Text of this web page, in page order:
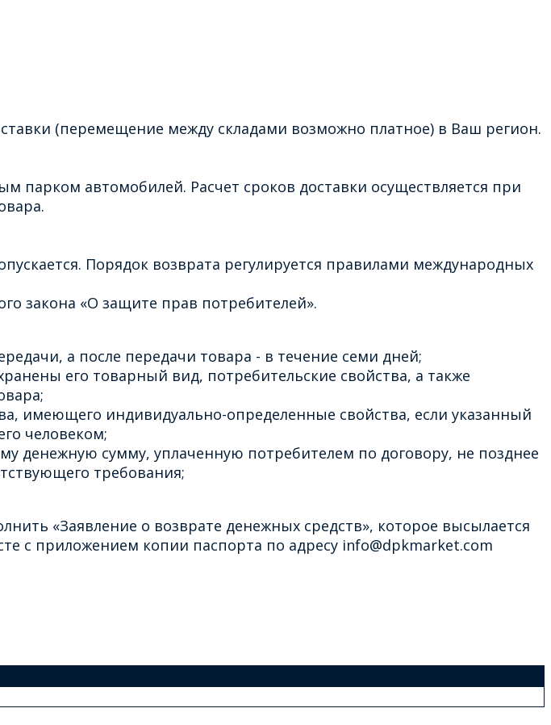
(перемещение между складами возможно платное) в Ваш регион.
парком автомобилей. Расчет сроков доставки осуществляется при
Порядок возврата регулируется правилами международных
закона «О защите прав потребителей».
а после передачи товара - в течение семи дней;
его товарный вид, потребительские свойства, а также
имеющего индивидуально-определенные свойства, если указанный
человеком;
денежную сумму, уплаченную потребителем по договору, не позднее
требования;
«Заявление о возврате денежных средств», которое высылается
с приложением копии паспорта по адресу info@dpkmarket.com